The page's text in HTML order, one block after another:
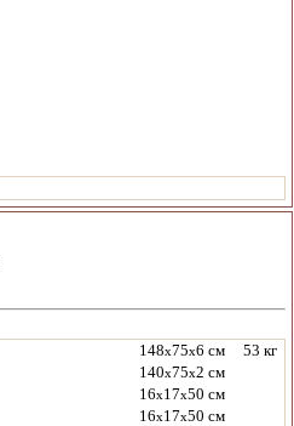
148x75x6 см
53 кг
140x75x2 см
16x17x50 см
16x17x50 см